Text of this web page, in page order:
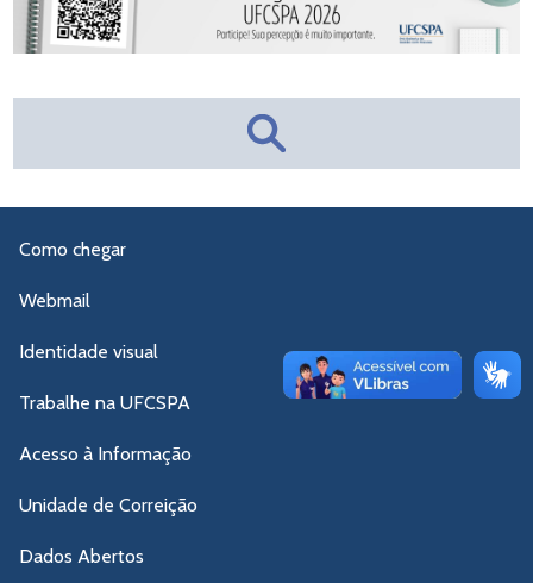
Como chegar
Webmail
Identidade visual
Trabalhe na UFCSPA
Acesso à Informação
Unidade de Correição
Dados Abertos